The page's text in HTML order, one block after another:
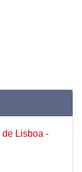
de Lisboa -